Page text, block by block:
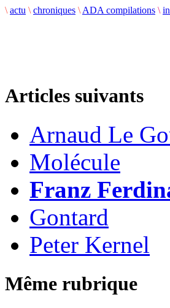
\ actu \ chroniques \ ADA compilations \
Articles suivants
Arnaud Le
Molécule
Franz
Gontard
Peter Kernel
Même rubrique